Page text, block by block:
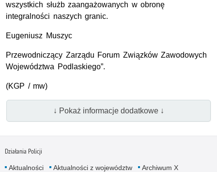
wszystkich służb zaangażowanych w obronę
integralności naszych granic.
Eugeniusz Muszyc
Przewodniczący Zarządu Forum Związków Zawodowych
Województwa Podlaskiego”.
(KGP / mw)
↓ Pokaż informacje dodatkowe ↓
Działania Policji
Aktualności Aktualności z województw
Archiwum X